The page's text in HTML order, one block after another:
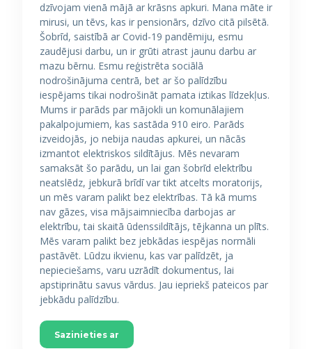
dzīvojam vienā mājā ar krāsns apkuri. Mana māte ir
mirusi, un tēvs, kas ir pensionārs, dzīvo citā pilsētā.
Šobrīd, saistībā ar Covid-19 pandēmiju, esmu
zaudējusi darbu, un ir grūti atrast jaunu darbu ar
mazu bērnu. Esmu reģistrēta sociālā
nodrošinājuma centrā, bet ar šo palīdzību
iespējams tikai nodrošināt pamata iztikas līdzekļus.
Mums ir parāds par mājokli un komunālajiem
pakalpojumiem, kas sastāda 910 eiro. Parāds
izveidojās, jo nebija naudas apkurei, un nācās
izmantot elektriskos sildītājus. Mēs nevaram
samaksāt šo parādu, un lai gan šobrīd elektrību
neatslēdz, jebkurā brīdī var tikt atcelts moratorijs,
un mēs varam palikt bez elektrības. Tā kā mums
nav gāzes, visa mājsaimniecība darbojas ar
elektrību, tai skaitā ūdenssildītājs, tējkanna un plīts.
Mēs varam palikt bez jebkādas iespējas normāli
pastāvēt. Lūdzu ikvienu, kas var palīdzēt, ja
nepieciešams, varu uzrādīt dokumentus, lai
apstiprinātu savus vārdus. Jau iepriekš pateicos par
jebkādu palīdzību.
Sazinieties ar